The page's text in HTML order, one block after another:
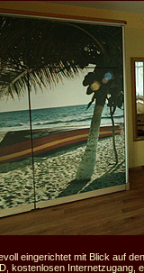
eingerichtet mit Blick auf
kostenlosen Internetzugang,